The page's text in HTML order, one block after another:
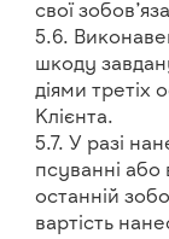
свої
5.6.
шкоду
діями третіх
Клієнта.
5.7. У разі
псуванні або
останній
вартість